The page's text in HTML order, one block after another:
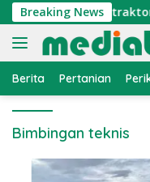
Langsung
ke
konten
Breaking News
Nelayan, Atraktor
Berita Pertanian
Bimbingan teknis